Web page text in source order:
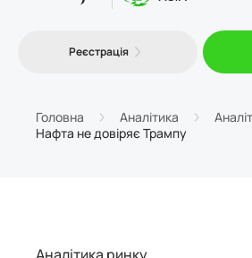
ТоргівляРеєстрація
Головна Аналітика
Нафта не довіряє Трампу